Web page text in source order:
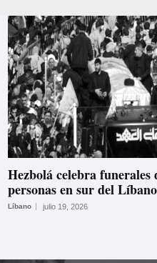
Hezbolá celebra funerales
personas en sur del Líbano
Líbano julio 19, 2026